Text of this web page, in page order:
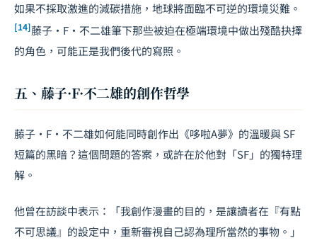
如果不採取激進的減碳措施，地球將面臨不可逆的環境災難。
[14]藤子·F·不二雄筆下那些被迫在極端環境中做出殘酷抉擇
的角色，可能正是我們後代的寫照。
五、藤子·F·不二雄的創作哲學
藤子·F·不二雄如何能同時創作出《哆啦A夢》的溫暖與 SF
短篇的黑暗？這個問題的答案，或許在於他對「SF」的獨特理
解。
他曾在訪談中表示：「我創作漫畫的目的，是讓讀者在『有點
不可思議』的設定中，重新審視自己認為理所當然的事物。」